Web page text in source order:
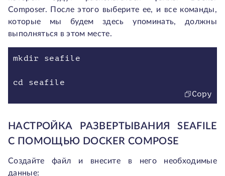
Composer. После этого выберите ее, и все команды,
которые мы будем здесь упоминать, должны
выполняться в этом месте.
mkdir seafile
cd seafile
Copy
НАСТРОЙКА РАЗВЕРТЫВАНИЯ SEAFILE
С ПОМОЩЬЮ DOCKER COMPOSE
Создайте файл и внесите в него необходимые
данные: